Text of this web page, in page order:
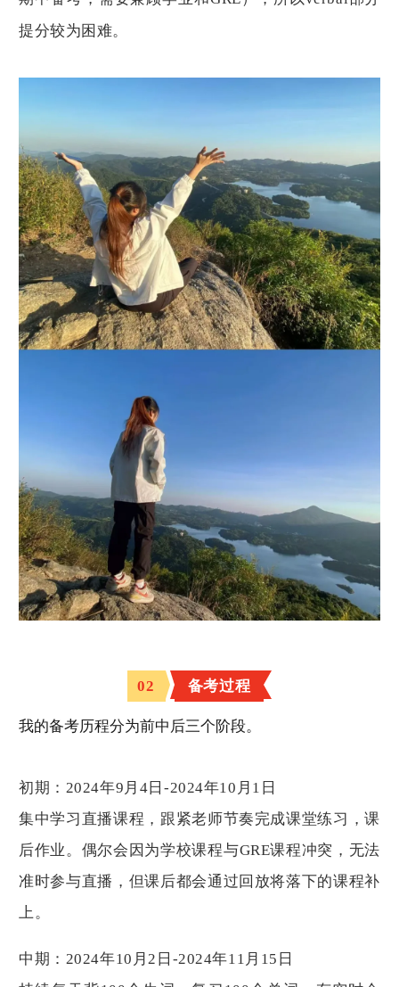
类
很
差
，
S
A
T
词
汇
背
的
也
很
马
R
担
心
的
是
单
词
。
本
学
专
学
不
是
很
担
心
。
提分较为困难。
02 备考过程
我的备考历程分为前中后三个阶段。
初期：2024年9月4日-2024年10月1日
集中学习直播课程，跟紧老师节奏完成课堂练习，课
后作业。偶尔会因为学校课程与GRE课程冲突，无法
准时参与直播，但课后都会通过回放将落下的课程补
上。
中期：2024年10月2日-2024年11月15日